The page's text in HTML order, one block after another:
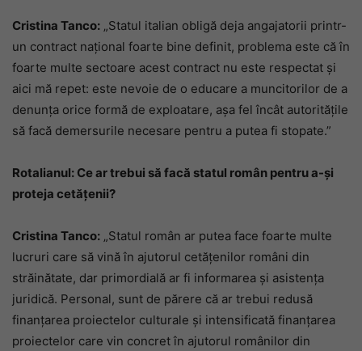
Cristina Tanco: „Statul italian obligă deja angajatorii printr-
un contract național foarte bine definit, problema este că în
foarte multe sectoare acest contract nu este respectat și
aici mă repet: este nevoie de o educare a muncitorilor de a
denunța orice formă de exploatare, așa fel încât autoritățile
să facă demersurile necesare pentru a putea fi stopate.”
Rotalianul: Ce ar trebui să facă statul român pentru a-și
proteja cetățenii?
Cristina Tanco: „Statul român ar putea face foarte multe
lucruri care să vină în ajutorul cetățenilor români din
străinătate, dar primordială ar fi informarea și asistența
juridică. Personal, sunt de părere că ar trebui redusă
finanțarea proiectelor culturale și intensificată finanțarea
proiectelor care vin concret în ajutorul românilor din